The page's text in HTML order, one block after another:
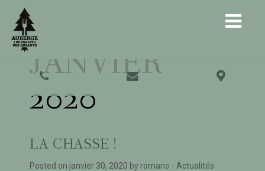
MOIS :
JANVIER
2020
LA CHASSE !
Posted on janvier 30, 2020 by romano - Actualités